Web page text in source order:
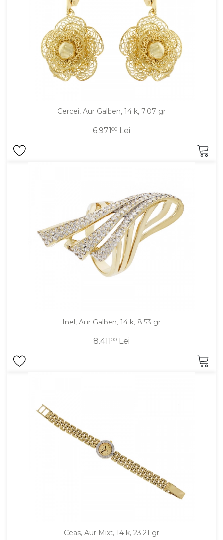
Cercei, Aur Galben, 14 k, 7.07 gr
6.97100 Lei
Inel, Aur Galben, 14 k, 8.53 gr
8.41100 Lei
Ceas, Aur Mixt, 14 k, 23.21 gr